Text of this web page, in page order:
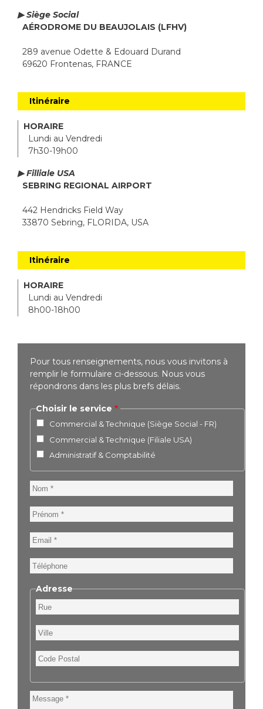
▶ Siège Social
AÉRODROME DU BEAUJOLAIS (LFHV)
289 avenue Odette & Edouard Durand
69620 Frontenas, FRANCE
Itinéraire
HORAIRE
Lundi au Vendredi
7h30-19h00
▶ Filliale USA
SEBRING REGIONAL AIRPORT
442 Hendricks Field Way
33870 Sebring, FLORIDA, USA
Itinéraire
HORAIRE
Lundi au Vendredi
8h00-18h00
Pour tous renseignements, nous vous invitons à
remplir le formulaire ci-dessous. Nous vous
répondrons dans les plus brefs délais.
Choisir le service
Commercial & Technique (Siège Social - FR)
Commercial & Technique (Filiale USA)
Administratif & Comptabilité
Nom
Prénom
Email
Téléphone
Adresse
Rue
Ville
Code
Postal
Message